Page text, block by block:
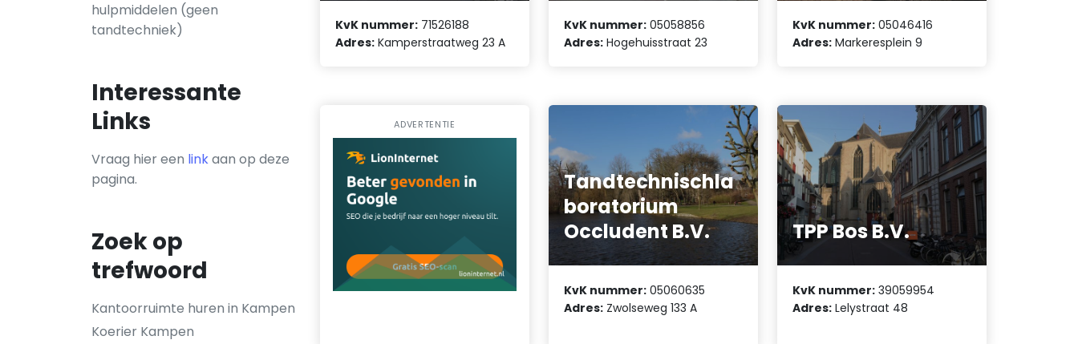
hulpmiddelen (geen
tandtechniek)
Interessante
Links
Vraag hier een linkaan op deze
pagina.
Zoek op
trefwoord
Kantoorruimte huren in Kampen
Koerier Kampen
KvK nummer: 71526188
Adres: Kamperstraatweg 23 A
KvK nummer: 05058856
Adres: Hogehuisstraat 23
KvK nummer: 05046416
Adres: Markeresplein 9
ADVERTENTIE
Tandtechnischla
boratorium
Occludent B.V.
KvK nummer: 05060635
Adres: Zwolseweg 133 A
TPP Bos B.V.
KvK nummer: 39059954
Adres: Lelystraat 48